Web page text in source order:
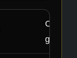
Cốc
gọn